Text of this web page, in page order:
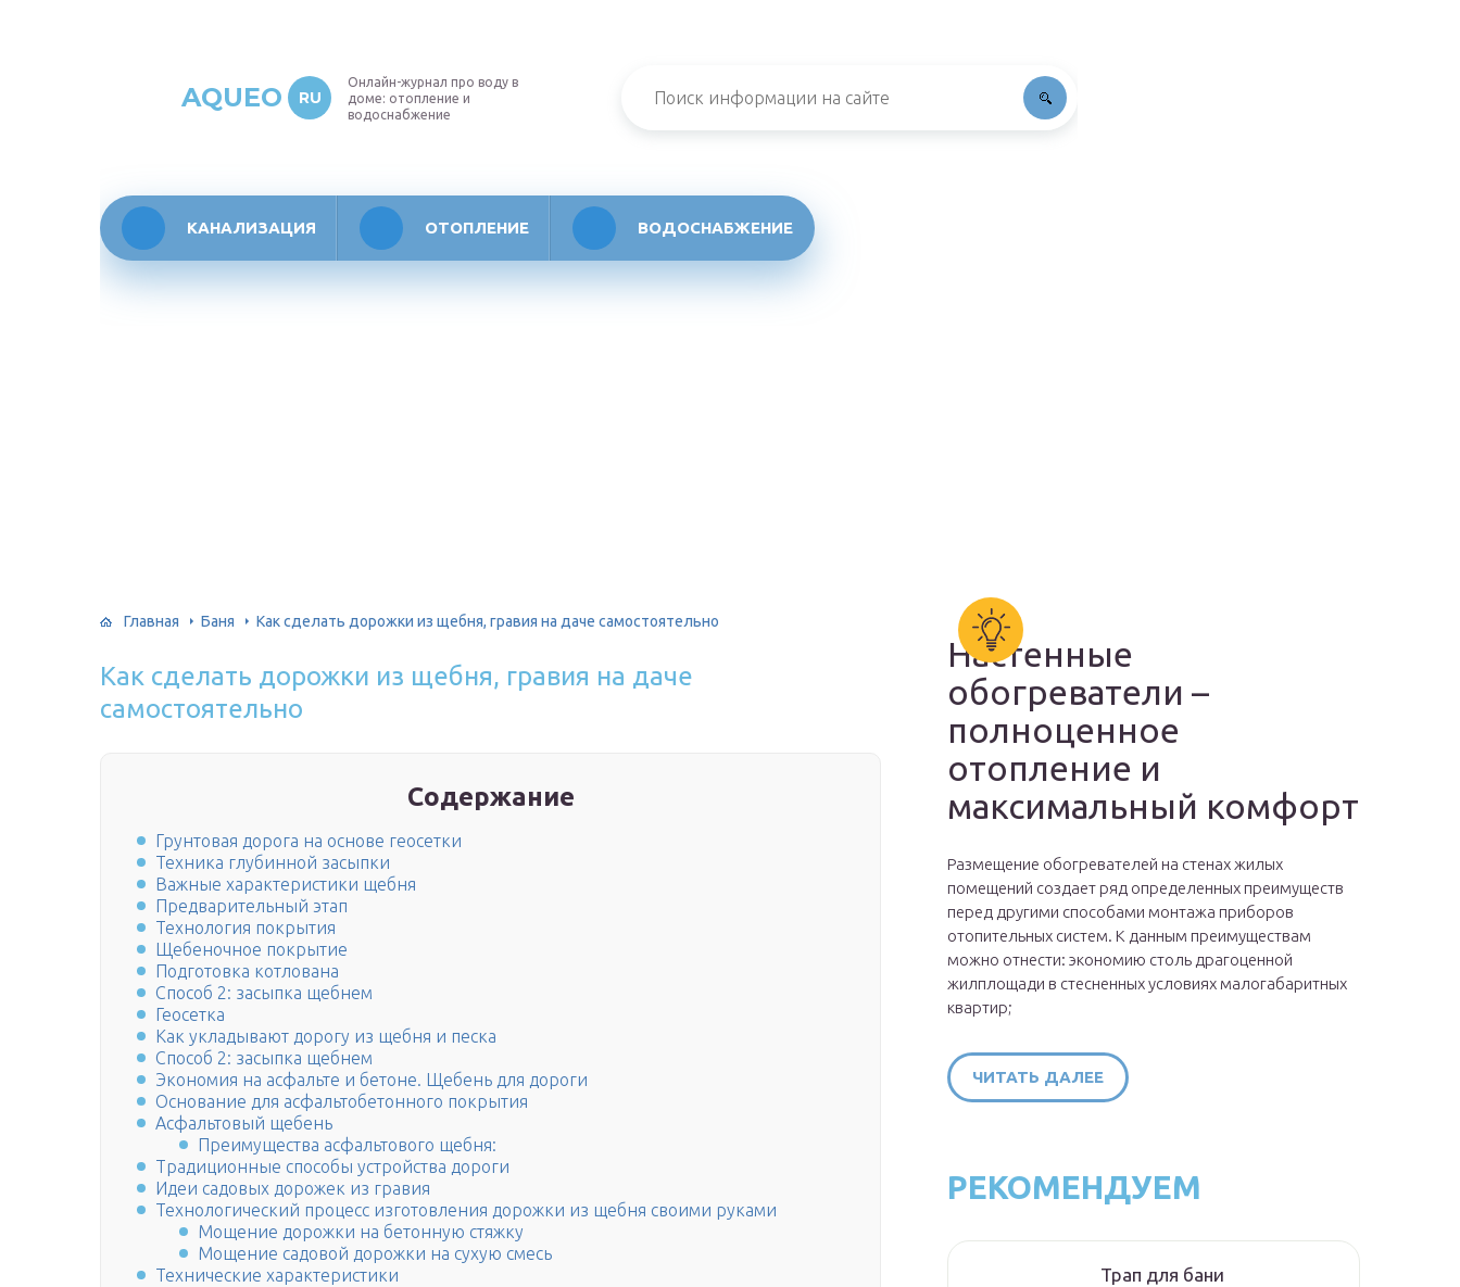
AQUEO RU
Онлайн-журнал про воду в
доме: отопление и
водоснабжение
КАНАЛИЗАЦИЯ ОТОПЛЕНИЕ ВОДОСНАБЖЕНИЕ
Главная Баня Как сделать дорожки из щебня, гравия на даче самостоятельно
Как сделать дорожки из щебня, гравия на даче
самостоятельно
Содержание
Грунтовая дорога на основе геосетки
Техника глубинной засыпки
Важные характеристики щебня
Предварительный этап
Технология покрытия
Щебеночное покрытие
Подготовка котлована
Способ 2: засыпка щебнем
Геосетка
Как укладывают дорогу из щебня и песка
Способ 2: засыпка щебнем
Экономия на асфальте и бетоне. Щебень для дороги
Основание для асфальтобетонного покрытия
Асфальтовый щебень
Преимущества асфальтового щебня:
Традиционные способы устройства дороги
Идеи садовых дорожек из гравия
Технологический процесс изготовления дорожки из щебня своими руками
Мощение дорожки на бетонную стяжку
Мощение садовой дорожки на сухую смесь
Технические характеристики
Настенные
обогреватели –
полноценное
отопление и
максимальный комфорт
Размещение обогревателей на стенах жилых
помещений создает ряд определенных преимуществ
перед другими способами монтажа приборов
отопительных систем. К данным преимуществам
можно отнести: экономию столь драгоценной
жилплощади в стесненных условиях малогабаритных
квартир;
ЧИТАТЬ ДАЛЕЕ
РЕКОМЕНДУЕМ
Трап для бани